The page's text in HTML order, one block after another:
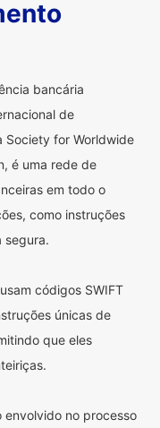
bancária
de
Society for Worldwide
é uma rede de
em todo o
como instruções
segura.
códigos SWIFT
únicas de
que eles
envolvido no processo